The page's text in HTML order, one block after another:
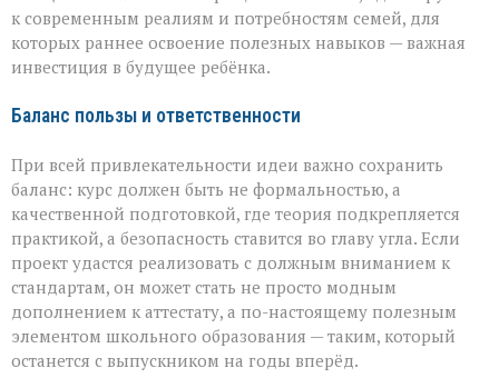
к современным реалиям и потребностям семей, для
которых раннее освоение полезных навыков — важная
инвестиция в будущее ребёнка.
Баланс пользы и ответственности
При всей привлекательности идеи важно сохранить
баланс: курс должен быть не формальностью, а
качественной подготовкой, где теория подкрепляется
практикой, а безопасность ставится во главу угла. Если
проект удастся реализовать с должным вниманием к
стандартам, он может стать не просто модным
дополнением к аттестату, а по-настоящему полезным
элементом школьного образования — таким, который
останется с выпускником на годы вперёд.